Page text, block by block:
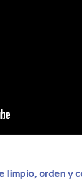
limpio, orden y